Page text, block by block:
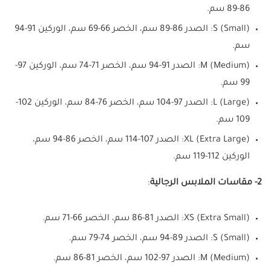
86-89 سم.
S (Small): الصدر 86-89 سم، الخصر 66-69 سم، الوركين 91-94
سم.
M (Medium): الصدر 91-94 سم، الخصر 71-74 سم، الوركين 97-
99 سم.
L (Large): الصدر 97-104 سم، الخصر 76-84 سم، الوركين 102-
109 سم.
XL (Extra Large): الصدر 107-114 سم، الخصر 86-94 سم،
الوركين 112-119 سم.
2- مقاسات الملابس الرجالية :
XS (Extra Small): الصدر 81-86 سم، الخصر 66-71 سم.
S (Small): الصدر 89-94 سم، الخصر 74-79 سم.
M (Medium): الصدر 97-102 سم، الخصر 81-86 سم.